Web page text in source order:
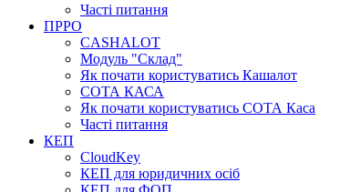
Часті питання
ПРРО
CASHALOT
Модуль "Склад"
Як почати користуватись Кашалот
СОТА КАСА
Як почати користуватись СОТА Каса
Часті питання
КЕП
CloudKey
КЕП для юридичних осіб